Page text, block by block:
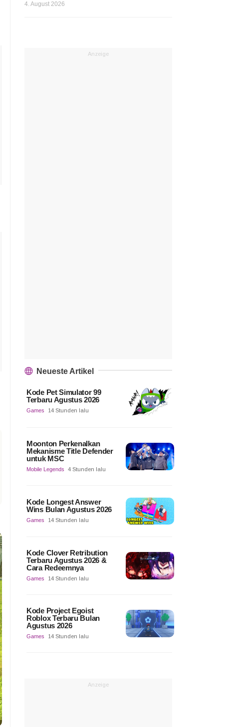
4. August 2026
Anzeige
Neueste Artikel
Kode Pet Simulator 99
Terbaru Agustus 2026
Games 14 Stunden lalu
Moonton Perkenalkan
Mekanisme Title Defender
untuk MSC
Mobile Legends 4 Stunden lalu
Kode Longest Answer
Wins Bulan Agustus 2026
Games 14 Stunden lalu
Kode Clover Retribution
Terbaru Agustus 2026 &
Cara Redeemnya
Games 14 Stunden lalu
Kode Project Egoist
Roblox Terbaru Bulan
Agustus 2026
Games 14 Stunden lalu
Anzeige